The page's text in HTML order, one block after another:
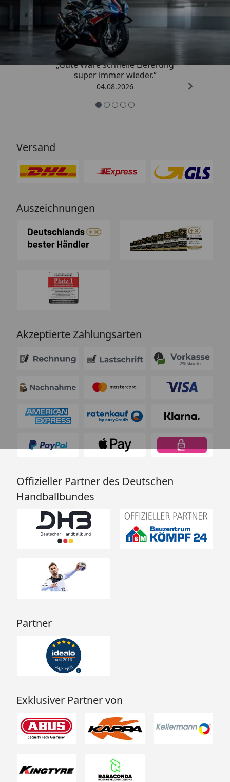
Trusted Shops
4,85/ 5
„Gute Ware schnelle Lieferung
super immer wieder.“
04.08.2026
Versand
Auszeichnungen
Akzeptierte Zahlungsarten
Offizieller Partner des Deutschen
Handballbundes
Partner
Exklusiver Partner von